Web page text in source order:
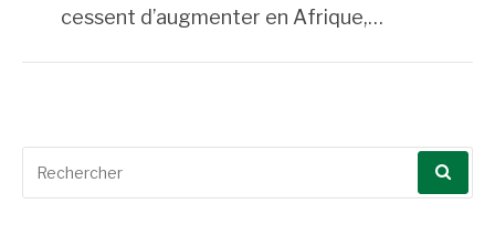
cessent d’augmenter en Afrique,…